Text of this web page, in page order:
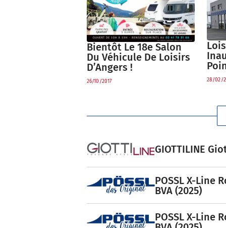
Bientôt Le 18e Salon
Du Véhicule De Loisirs
D’Angers !
26/10/2017 28/02/
GIOTTILINE
POSSL X-Line
BVA (2025)
POSSL X-Line